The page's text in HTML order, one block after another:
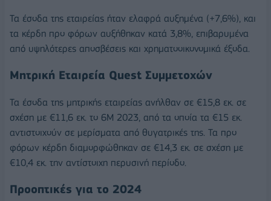
Τα έσοδα της εταιρείας ήταν ελαφρά αυξημένα (+7,6%), και
τα κέρδη προ φόρων αυξήθηκαν κατά 3,8%, επιβαρυμένα
από υψηλότερες αποσβέσεις και χρηματοοικονομικά έξοδα.
Μητρική Εταιρεία Quest Συμμετοχών
Τα έσοδα της μητρικής εταιρείας ανήλθαν σε €15,8 εκ. σε
σχέση με €11,6 εκ. το 6Μ 2023, από τα οποία τα €15 εκ.
αντιστοιχούν σε μερίσματα από θυγατρικές της. Τα προ
φόρων κέρδη διαμορφώθηκαν σε €14,3 εκ. σε σχέση με
€10,4 εκ. την αντίστοιχη περυσινή περίοδο.
Προοπτικές για το 2024